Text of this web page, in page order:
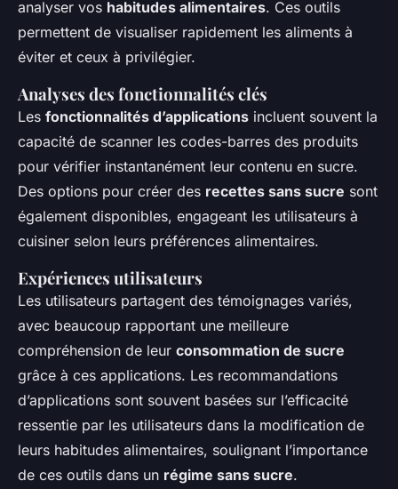
analyser vos habitudes alimentaires. Ces outils
permettent de visualiser rapidement les aliments à
éviter et ceux à privilégier.
Analyses des fonctionnalités clés
Les fonctionnalités d’applications incluent souvent la
capacité de scanner les codes-barres des produits
pour vérifier instantanément leur contenu en sucre.
Des options pour créer des recettes sans sucre sont
également disponibles, engageant les utilisateurs à
cuisiner selon leurs préférences alimentaires.
Expériences utilisateurs
Les utilisateurs partagent des témoignages variés,
avec beaucoup rapportant une meilleure
compréhension de leur consommation de sucre
grâce à ces applications. Les recommandations
d’applications sont souvent basées sur l’efficacité
ressentie par les utilisateurs dans la modification de
leurs habitudes alimentaires, soulignant l’importance
de ces outils dans un régime sans sucre.